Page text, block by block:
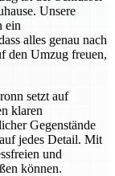
Unsere
ein
alles genau nach
den Umzug freuen,
setzt auf
klaren
Gegenstände
jedes Detail. Mit
und
können.